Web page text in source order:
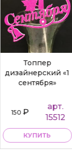
Топпер
дизайнерский «1
сентября»
150₽
арт.
15512
КУПИТЬ